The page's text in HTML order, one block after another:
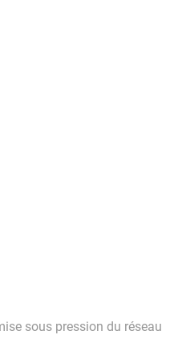
sous pression du réseau